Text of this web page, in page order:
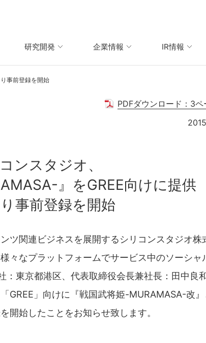
研究開発 企業情報 IR情報
事前登録を開始
PDFダウンロード：3
ンスタジオ、
』をGREE向けに提供
事前登録を開始
ツ関連ビジネスを展開するシリコンスタジオ株
々なプラットフォームでサービス中のソーシャ
東京都港区、代表取締役会長兼社長：田中良
GREE」向けに『戦国武将姫-MURAMASA-改
開始したことをお知らせ致します。